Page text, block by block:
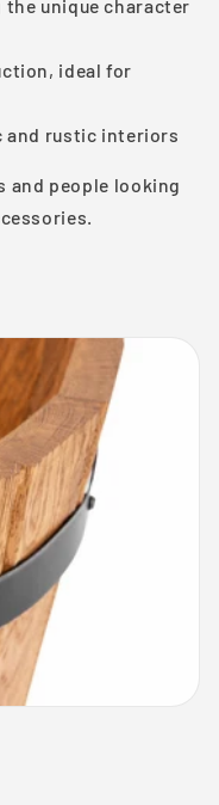
unique character
ideal for
and rustic interiors
people looking